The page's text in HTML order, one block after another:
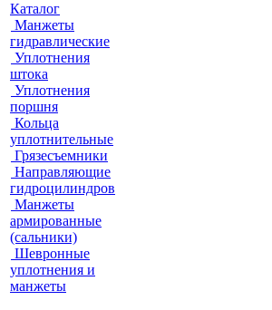
Каталог
Манжеты
гидравлические
Уплотнения
штока
Уплотнения
поршня
Кольца
уплотнительные
Грязесъемники
Направляющие
гидроцилиндров
Манжеты
армированные
(сальники)
Шевронные
уплотнения и
манжеты